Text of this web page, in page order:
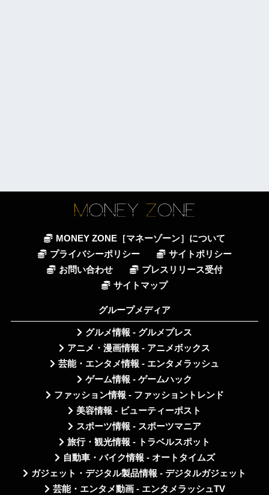
MONEY ZONE［マネーゾーン］について
プライバシーポリシー
サイトポリシー
お問い合わせ
プレスリリース受付
サイトマップ
グループメディア
グルメ情報 - グルメプレス
アニメ・漫画情報 - アニメボックス
芸能・エンタメ情報 - エンタメラッシュ
ゲーム情報 - ゲームハック
ファッション情報 - ファッショントレンド
美容情報 - ビューティーポスト
スポーツ情報 - スポーツマニア
旅行・観光情報 - トラベルスポット
自動車・バイク情報 - オートタイムズ
ガジェット・デジタル製品情報 - デジタルガジェット
芸能・エンタメ動画 - エンタメラッシュTV